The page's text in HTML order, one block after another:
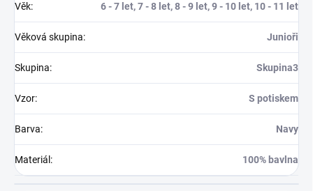
Věk: 6 - 7 let, 7 - 8 let, 8 - 9 let, 9 - 10 let, 10 - 11 let
Věková skupina: Junioři
Skupina: Skupina3
Vzor: S potiskem
Barva: Navy
Materiál : 100% bavlna